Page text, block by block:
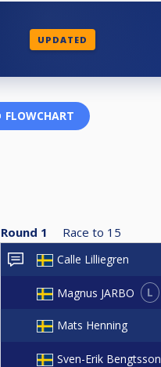
UPDATED
FLOWCHART
Round 1 Race to 15
Calle Lilliegren
Magnus JARBO L
Mats Henning
Sven-Erik Bengtsson